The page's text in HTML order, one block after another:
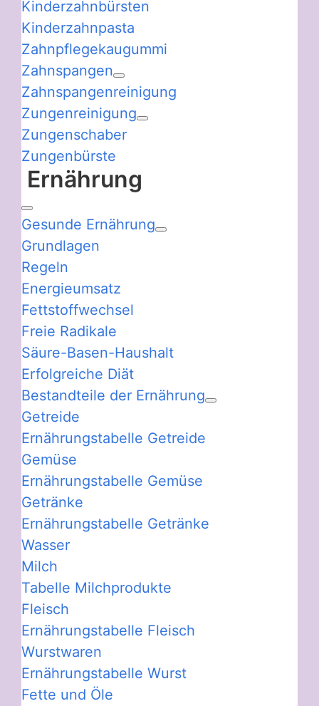
Kinderzahnbürsten
Kinderzahnpasta
Zahnpflegekaugummi
Zahnspangen
Zahnspangenreinigung
Zungenreinigung
Zungenschaber
Zungenbürste
Ernährung
Gesunde Ernährung
Grundlagen
Regeln
Energieumsatz
Fettstoffwechsel
Freie Radikale
Säure-Basen-Haushalt
Erfolgreiche Diät
Bestandteile der Ernährung
Getreide
Ernährungstabelle Getreide
Gemüse
Ernährungstabelle Gemüse
Getränke
Ernährungstabelle Getränke
Wasser
Milch
Tabelle Milchprodukte
Fleisch
Ernährungstabelle Fleisch
Wurstwaren
Ernährungstabelle Wurst
Fette und Öle